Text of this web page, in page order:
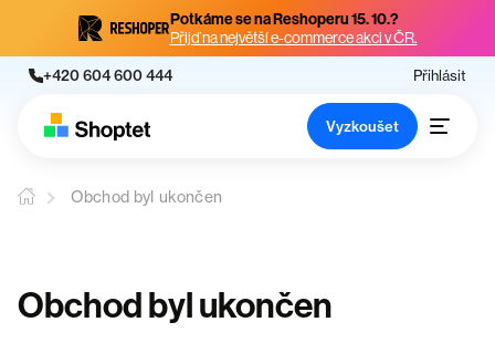
Potkáme se na Reshoperu 15. 10.?
Přijď na největší e-commerce akci v ČR.
+420 604 600 444 Přihlásit
Vyzkoušet
Obchod byl ukončen
Obchod byl ukončen